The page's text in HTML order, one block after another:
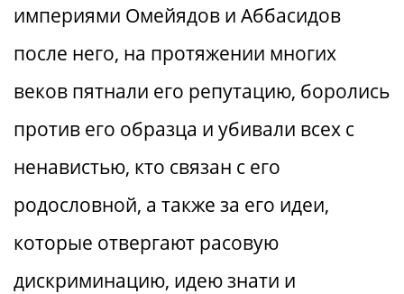
империями Омейядов и Аббасидов
после него, на протяжении многих
веков пятнали его репутацию, боролись
против его образца и убивали всех с
ненавистью, кто связан с его
родословной, а также за его идеи,
которые отвергают расовую
дискриминацию, идею знати и